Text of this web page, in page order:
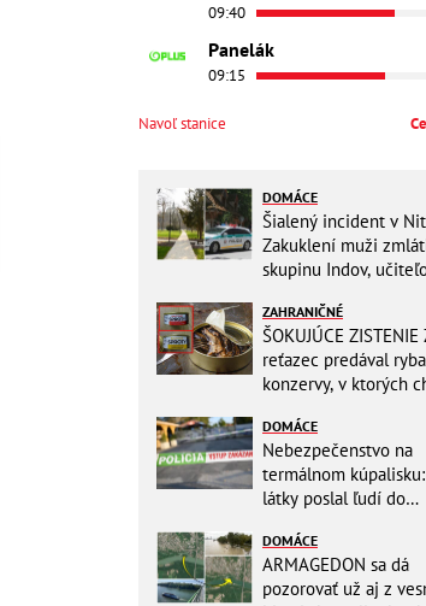
09:40
Panelák
09:15
Navoľ stanice
DOMÁCE
Šialený incident v
Zakuklení muži
skupinu Indov,
tvár!
ZAHRANIČNÉ
ŠOKUJÚCE
reťazec predával
konzervy, v ktorých
aj vy
DOMÁCE
Nebezpečenstvo na
termálnom
látky poslal ľudí do
vyšetrovanie
DOMÁCE
ARMAGEDON sa dá
pozorovať už aj z